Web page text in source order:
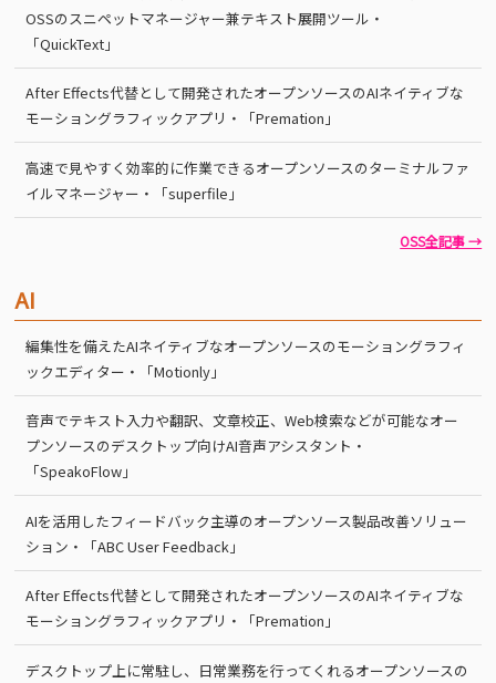
OSSのスニペットマネージャー兼テキスト展開ツール・
「QuickText」
After Effects代替として開発されたオープンソースのAIネイティブな
モーショングラフィックアプリ・「Premation」
高速で見やすく効率的に作業できるオープンソースのターミナルファ
イルマネージャー・「superfile」
OSS全記事 →
AI
編集性を備えたAIネイティブなオープンソースのモーショングラフィ
ックエディター・「Motionly」
音声でテキスト入力や翻訳、文章校正、Web検索などが可能なオー
プンソースのデスクトップ向けAI音声アシスタント・
「SpeakoFlow」
AIを活用したフィードバック主導のオープンソース製品改善ソリュー
ション・「ABC User Feedback」
After Effects代替として開発されたオープンソースのAIネイティブな
モーショングラフィックアプリ・「Premation」
デスクトップ上に常駐し、日常業務を行ってくれるオープンソースの